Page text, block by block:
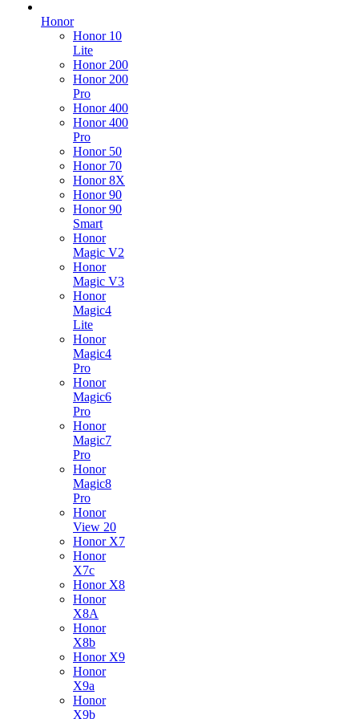
Honor
Honor 10
Lite
Honor 200
Honor 200
Pro
Honor 400
Honor 400
Pro
Honor 50
Honor 70
Honor 8X
Honor 90
Honor 90
Smart
Honor
Magic V2
Honor
Magic V3
Honor
Magic4
Lite
Honor
Magic4
Pro
Honor
Magic6
Pro
Honor
Magic7
Pro
Honor
Magic8
Pro
Honor
View 20
Honor X7
Honor
X7c
Honor X8
Honor
X8A
Honor
X8b
Honor X9
Honor
X9a
Honor
X9b